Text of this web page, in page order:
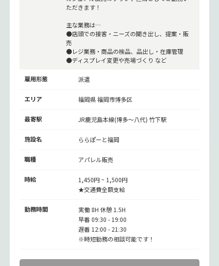
ただきます！
主な業務は…
●店頭での接客・ニーズの聞き出し、提案・販
売
●レジ業務・商品の検品、品出し・在庫管理
●ディスプレイ変更や売場づくり など
雇用形態 派遣
エリア 福岡県 福岡市博多区
最寄駅 JR鹿児島本線(博多～八代)竹下駅
施設名 ららぽーと福岡
職種 アパレル販売
時給
1,450円 ~ 1,500円
★交通費全額支給
勤務時間
実働 8H 休憩 1.5H
早番 09:30 - 19:00
遅番 12:00 - 21:30
※時短勤務の相談可能です！